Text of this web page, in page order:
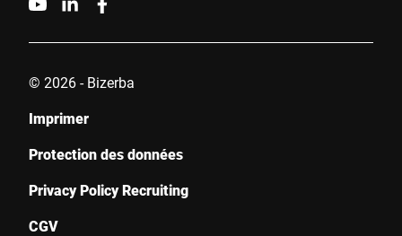
© 2026 - Bizerba
Imprimer
Protection des données
Privacy Policy Recruiting
CGV